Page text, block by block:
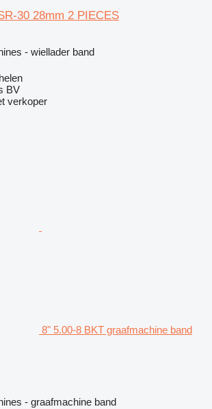
30 28mm 2 PIECES
- wiellader band
BV
verkoper
8" 5.00-8 BKT graafmachine band
- graafmachine band